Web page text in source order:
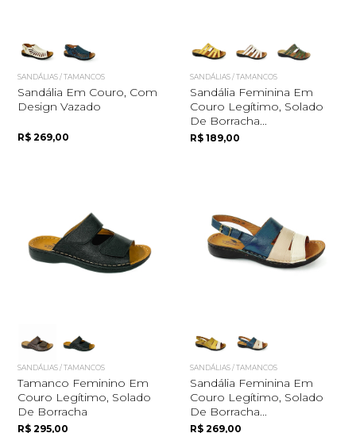
SANDÁLIAS / TAMANCOS
Sandália Em Couro, Com
Design Vazado
R$ 269,00
SANDÁLIAS / TAMANCOS
Sandália Feminina Em
Couro Legítimo, Solado
De Borracha...
R$ 189,00
SANDÁLIAS / TAMANCOS
Tamanco Feminino Em
Couro Legítimo, Solado
De Borracha
R$ 295,00
SANDÁLIAS / TAMANCOS
Sandália Feminina Em
Couro Legítimo, Solado
De Borracha...
R$ 269,00